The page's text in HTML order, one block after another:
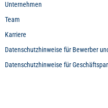
Unternehmen
Team
Karriere
Datenschutzhinweise für Bewerber
Datenschutzhinweise für